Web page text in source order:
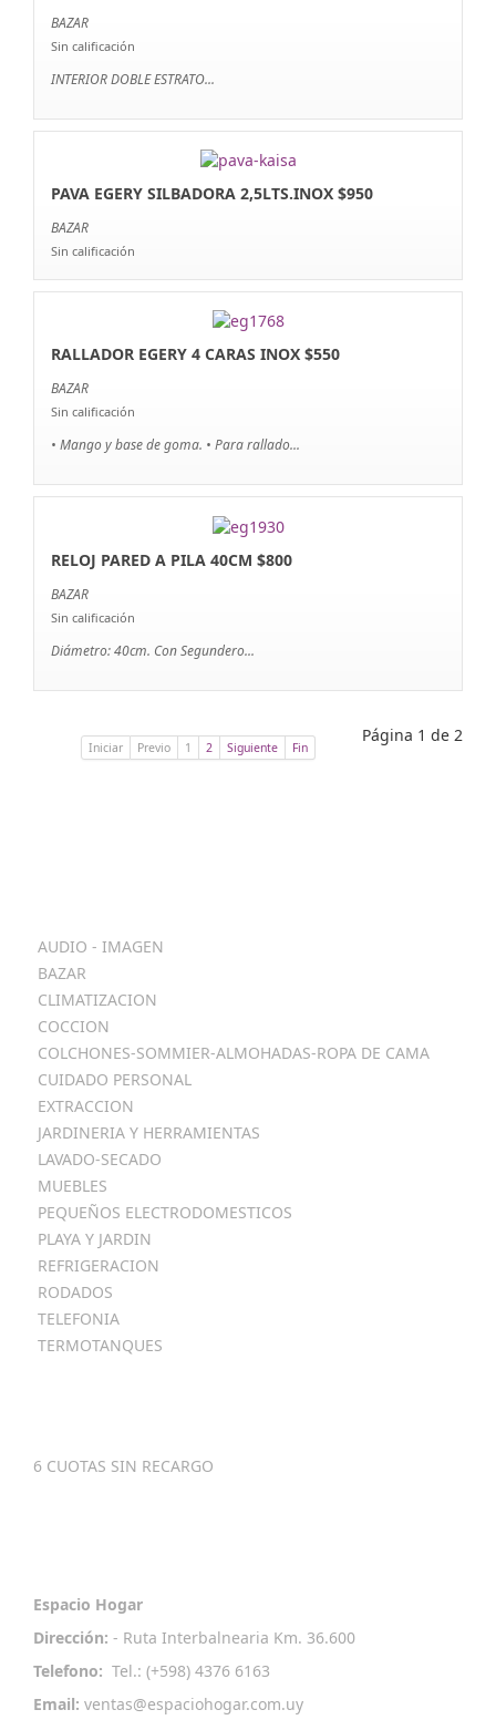
BAZAR
Sin calificación
INTERIOR DOBLE ESTRATO...
PAVA EGERY SILBADORA 2,5LTS.INOX $950
BAZAR
Sin calificación
RALLADOR EGERY 4 CARAS INOX $550
BAZAR
Sin calificación
• Mango y base de goma. • Para rallado...
RELOJ PARED A PILA 40CM $800
BAZAR
Sin calificación
Diámetro: 40cm. Con Segundero...
Iniciar Previo 1 2 Siguiente Fin
Página 1 de 2
AUDIO - IMAGEN
BAZAR
CLIMATIZACION
COCCION
COLCHONES-SOMMIER-ALMOHADAS-ROPA DE CAMA
CUIDADO PERSONAL
EXTRACCION
JARDINERIA Y HERRAMIENTAS
LAVADO-SECADO
MUEBLES
PEQUEÑOS ELECTRODOMESTICOS
PLAYA Y JARDIN
REFRIGERACION
RODADOS
TELEFONIA
TERMOTANQUES
6 CUOTAS SIN RECARGO
Espacio Hogar
Dirección: - Ruta Interbalnearia Km. 36.600
Telefono: Tel.: (+598) 4376 6163
Email: ventas@espaciohogar.com.uy